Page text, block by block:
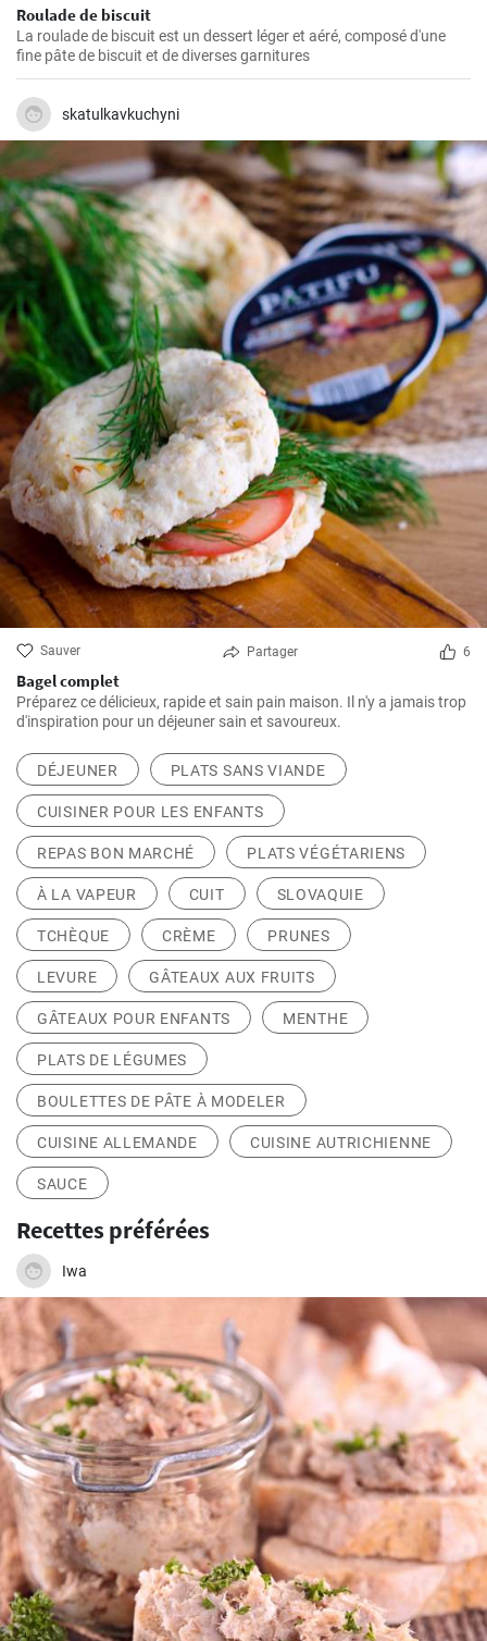
Roulade de biscuit
La roulade de biscuit est un dessert léger et aéré, composé d'une
fine pâte de biscuit et de diverses garnitures
skatulkavkuchyni
Sauver Partager 6
Bagel complet
Préparez ce délicieux, rapide et sain pain maison. Il n'y a jamais trop
d'inspiration pour un déjeuner sain et savoureux.
DÉJEUNER PLATS SANS VIANDE
CUISINER POUR LES ENFANTS
REPAS BON MARCHÉ PLATS VÉGÉTARIENS
À LA VAPEUR CUIT SLOVAQUIE
TCHÈQUE CRÈME PRUNES
LEVURE GÂTEAUX AUX FRUITS
GÂTEAUX POUR ENFANTS MENTHE
PLATS DE LÉGUMES
BOULETTES DE PÂTE À MODELER
CUISINE ALLEMANDE CUISINE AUTRICHIENNE
SAUCE
Recettes préférées
Iwa